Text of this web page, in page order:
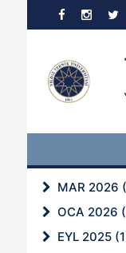
MAR 2026
OCA 2026
EYL 2025